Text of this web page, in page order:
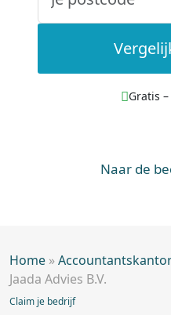
Gratis
Naar de
Home »
Jaada Advies B.V.
Claim je bedrijf